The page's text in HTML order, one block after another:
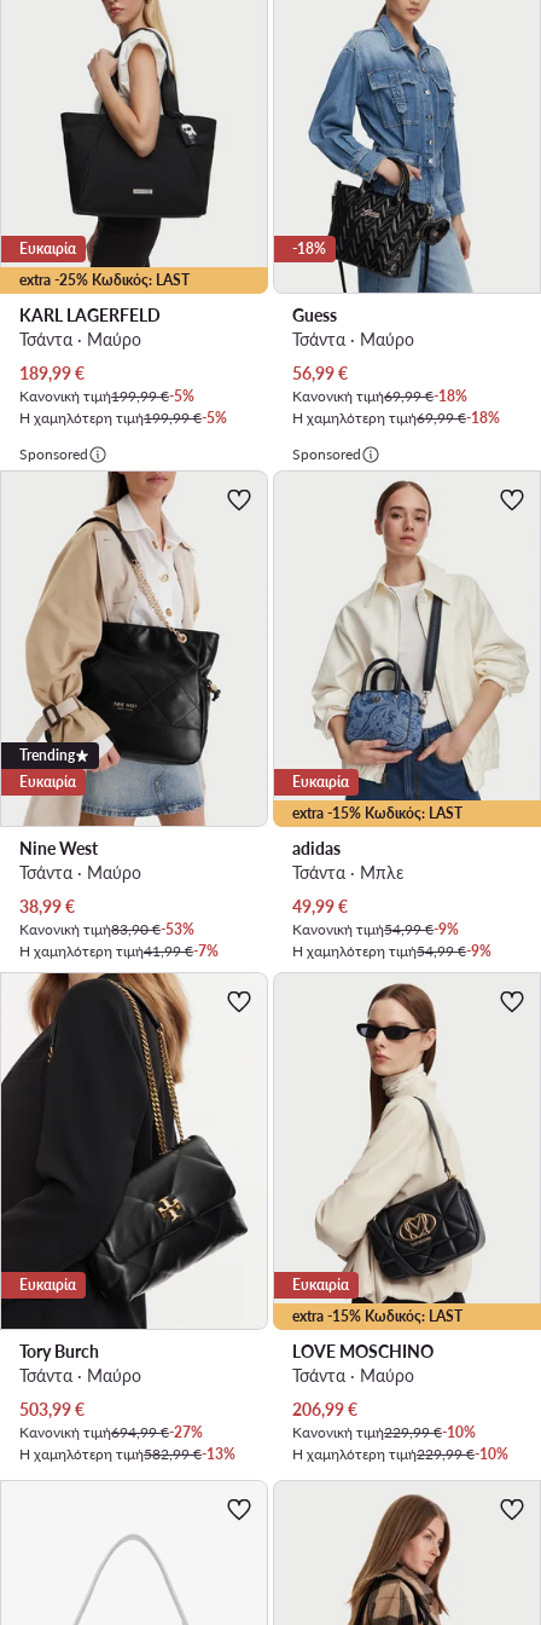
extra -25% Κωδικός: LAST
Ευκαιρία
KARL LAGERFELD
Τσάντα · Μαύρο
Τρέχουσα τιμή
189,99€
Κανονική τιμή199,99 €-5%
Η χαμηλότερη τιμή199,99 €-5%
-18%
Guess
Τσάντα · Μαύρο
Τρέχουσα τιμή
56,99€
Κανονική τιμή69,99 €-18%
Η χαμηλότερη τιμή69,99 €-18%
Sponsored
Trending
Ευκαιρία
Nine West
Τσάντα · Μαύρο
Τρέχουσα τιμή
38,99€
Κανονική τιμή83,90 €-53%
Η χαμηλότερη τιμή41,99 €-7%
Sponsored
extra -15% Κωδικός: LAST
Ευκαιρία
adidas
Τσάντα · Μπλε
Τρέχουσα τιμή
49,99€
Κανονική τιμή54,99 €-9%
Η χαμηλότερη τιμή54,99 €-9%
Ευκαιρία
Tory Burch
Τσάντα · Μαύρο
Τρέχουσα τιμή
503,99€
Κανονική τιμή694,99 €-27%
Η χαμηλότερη τιμή582,99 €-13%
extra -15% Κωδικός: LAST
Ευκαιρία
LOVE MOSCHINO
Τσάντα · Μαύρο
Τρέχουσα τιμή
206,99€
Κανονική τιμή229,99 €-10%
Η χαμηλότερη τιμή229,99 €-10%